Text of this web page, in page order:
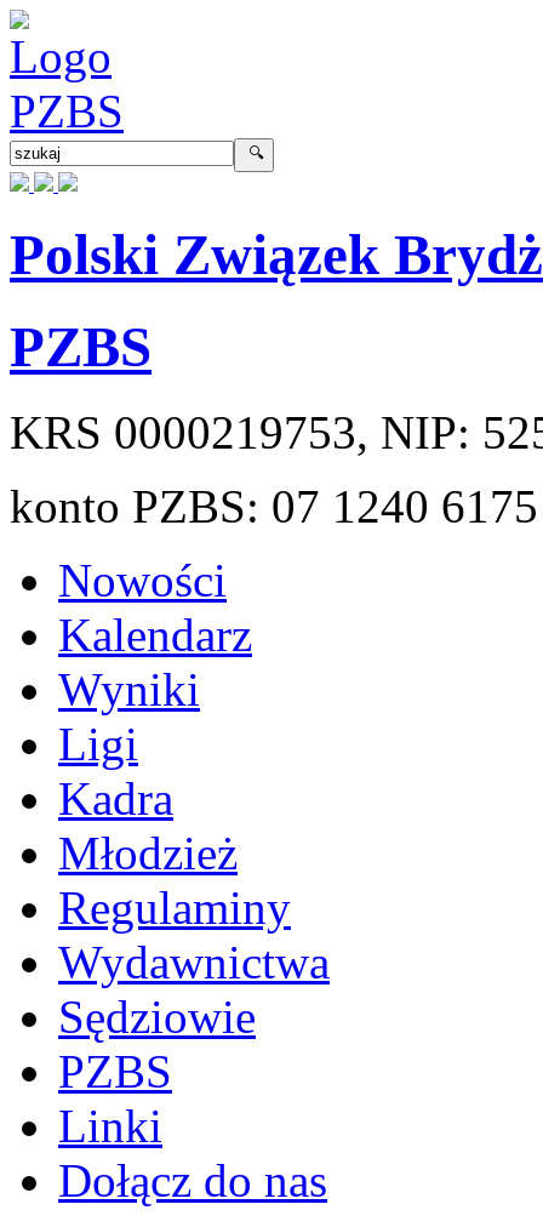
Polski Związek
PZBS
KRS 0000219753, NIP:
konto PZBS: 07 1240
Nowości
Kalendarz
Wyniki
Ligi
Kadra
Młodzież
Regulaminy
Wydawnictwa
Sędziowie
PZBS
Linki
Dołącz do nas